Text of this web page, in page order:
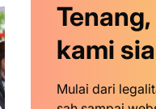
kami
Mulai dari